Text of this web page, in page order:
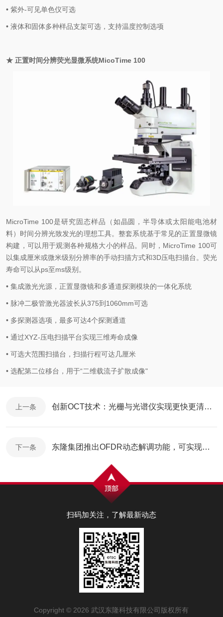
• 紫外-可见单色仪可选
• 液体和固体多种样品支架可选，支持温度控制选项
★ 正置时间分辨荧光显微系统MicoTime 100
MicroTime 100是研究固态样品（如晶圆，半导体或太阳能电池材
料）时间分辨光致发光的理想工具。整套系统基于常见的正置显微镜
构建，可以用于观测各种规格大小的样品。同时，MicroTime 100可
以集成厘米或微米级别分辨率的手动扫描方式和3D压电扫描台。荧光
寿命可以从ps至ms级别。
• 集成激光光源，正置显微镜和多通道探测模块的一体化系统
• 脉冲二极管激光器波长从375到1060mm可选
• 多探测器选项，最多可达4个探测通道
• 通过XYZ-压电扫描平台实现三维寿命成像
• 可选大范围扫描台，扫描行程可达几厘米
• 选配第二位移台，用于“二维载流子扩散成像"
上一条 创新OCT技术：光栅与光谱仪实现更快更清晰成像
下一条 东隆集团推出OFDR动态解调功能，可实现耦合功能实时监测
扫码加关注，了解最新动态
Copyright © 2026 武汉东隆科技有限公司版权所有